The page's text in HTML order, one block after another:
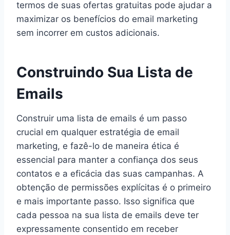
termos de suas ofertas gratuitas pode ajudar a
maximizar os benefícios do email marketing
sem incorrer em custos adicionais.
Construindo Sua Lista de
Emails
Construir uma lista de emails é um passo
crucial em qualquer estratégia de email
marketing, e fazê-lo de maneira ética é
essencial para manter a confiança dos seus
contatos e a eficácia das suas campanhas. A
obtenção de permissões explícitas é o primeiro
e mais importante passo. Isso significa que
cada pessoa na sua lista de emails deve ter
expressamente consentido em receber